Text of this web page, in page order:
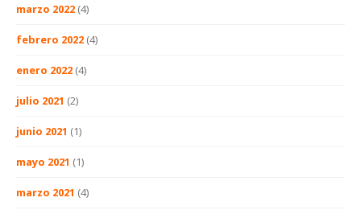
marzo 2022 (4)
febrero 2022 (4)
enero 2022 (4)
julio 2021 (2)
junio 2021 (1)
mayo 2021 (1)
marzo 2021 (4)